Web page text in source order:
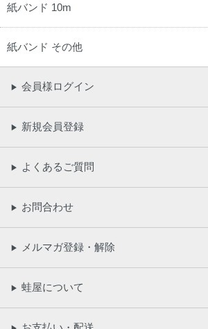
紙バンド 10m
紙バンド その他
▶ 会員様ログイン
▶ 新規会員登録
▶ よくあるご質問
▶ お問合わせ
▶ メルマガ登録・解除
▶ 蛙屋について